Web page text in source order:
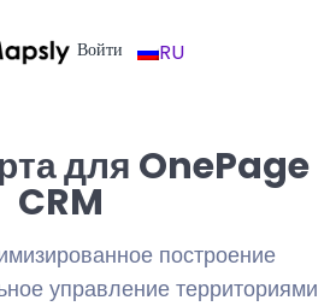
Войти RU
для OnePage
CRM
построение
управление территориями